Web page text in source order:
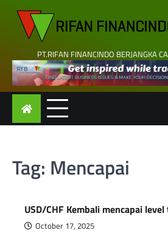
content
PT.RIFAN FINANCINDO BERJANGKA
Tag: Mencapai
USD/CHF Kembali mencapai
October 17, 2025